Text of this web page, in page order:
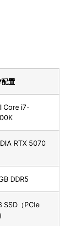
置
Core i7-
RTX 5070
DDR5
SSD（PCIe